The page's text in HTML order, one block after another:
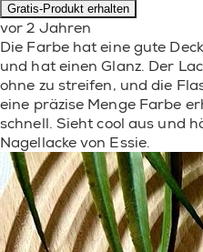
Gratis-Produkt erhalten
vor 2 Jahren
Die Farbe hat eine gute
und hat einen Glanz. Der
ohne zu streifen, und die
eine präzise Menge Farbe
schnell. Sieht cool aus und
Nagellacke von Essie.